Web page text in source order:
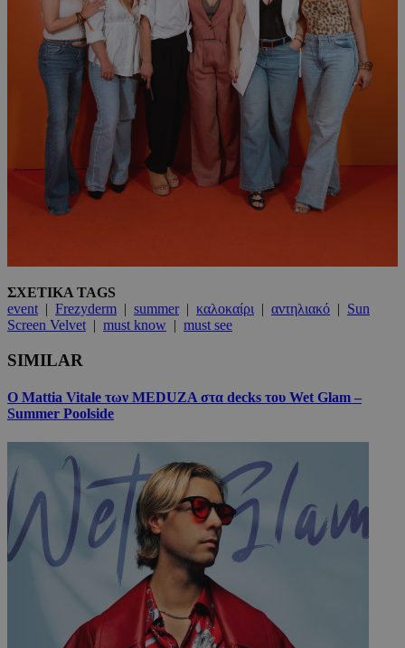
ΣΧΕΤΙΚΑ TAGS
event | Frezyderm | summer| καλοκαίρι | αντηλιακό | Sun
Screen Velvet | must know | must see
SIMILAR
Ο Mattia Vitale των MEDUZA στα decks του Wet Glam –
Summer Poolside